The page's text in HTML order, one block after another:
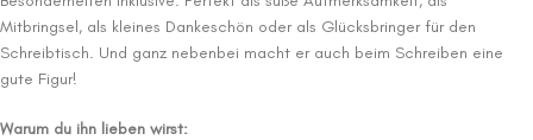
Mitbringsel, als kleines Dankeschön oder als Glücksbringer für den
Schreibtisch. Und ganz nebenbei macht er auch beim Schreiben eine
gute Figur!
Warum du ihn lieben wirst: